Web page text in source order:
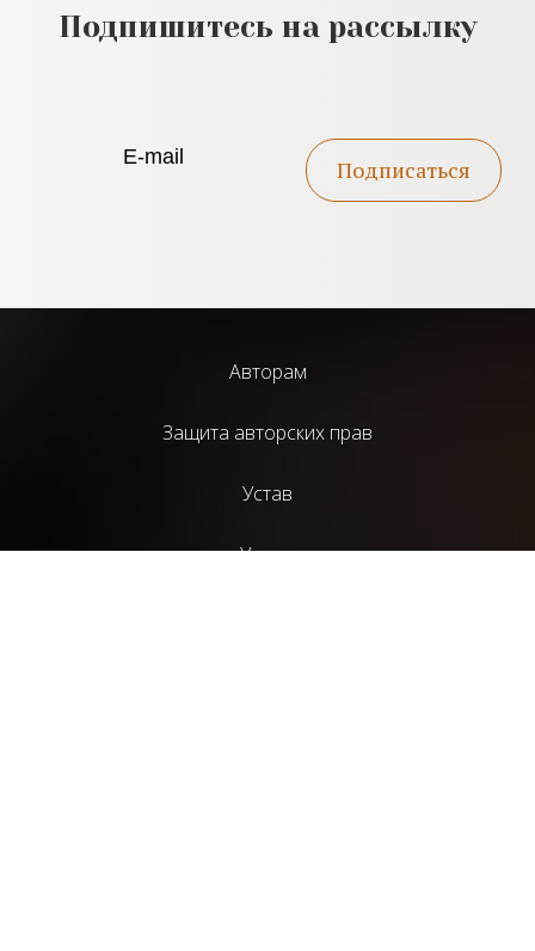
Подпишитесь на рассылку
Подписаться
Авторам
Защита авторских прав
Устав
Услуги